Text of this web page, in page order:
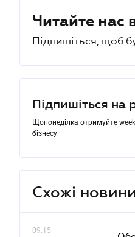
Читайте нас
Підпишіться, щоб
Підпишіться на
Щопонеділка отримуйте
бізнесу
Схожі новини
09.15